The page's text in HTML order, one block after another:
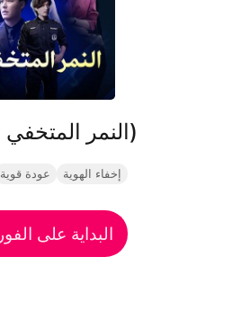
النمر المتخفي (مدبلج)
عودة قوية إخفاء الهوية
البداية على الفور